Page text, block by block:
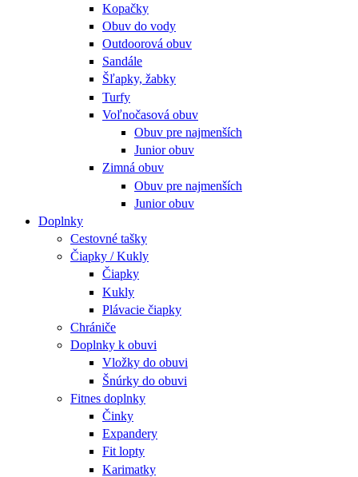
Kopačky
Obuv do vody
Outdoorová obuv
Sandále
Šľapky, žabky
Turfy
Voľnočasová obuv
Obuv pre najmenších
Junior obuv
Zimná obuv
Obuv pre najmenších
Junior obuv
Doplnky
Cestovné tašky
Čiapky / Kukly
Čiapky
Kukly
Plávacie čiapky
Chrániče
Doplnky k obuvi
Vložky do obuvi
Šnúrky do obuvi
Fitnes doplnky
Činky
Expandery
Fit lopty
Karimatky